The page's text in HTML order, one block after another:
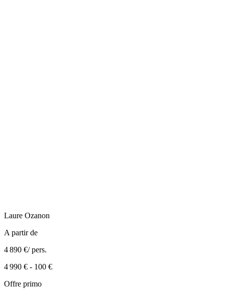
Laure Ozanon
A partir de
4 890 €/ pers.
4 990 € - 100 €
Offre primo